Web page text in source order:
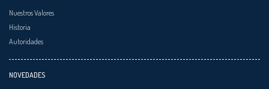
Nuestros Valores
Historia
Autoridades
NOVEDADES